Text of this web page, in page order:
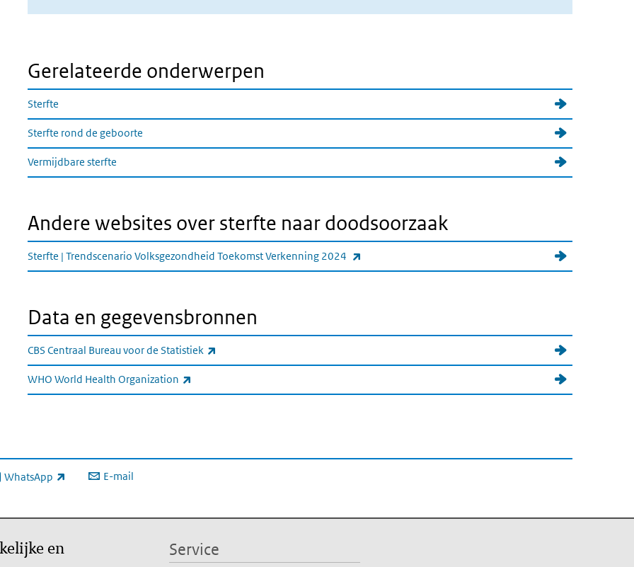
Gerelateerde onderwerpen
Sterfte
Sterfte rond de geboorte
Vermijdbare sterfte
Andere websites over sterfte naar doodsoorzaak
Sterfte | Trendscenario Volksgezondheid Toekomst Verkenning 2024
Data en gegevensbronnen
CBS Centraal Bureau voor de Statistiek
WHO World Health Organization
WhatsApp
link) E-mail
en
Service